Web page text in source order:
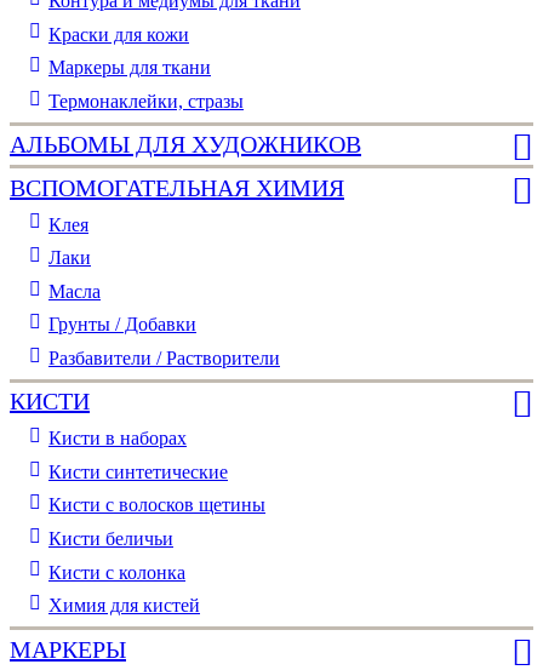
Краски для кожи
Маркеры для ткани
Термонаклейки, стразы
АЛЬБОМЫ ДЛЯ ХУДОЖНИКОВ
ВСПОМОГАТЕЛЬНАЯ ХИМИЯ
Клея
Лаки
Масла
Грунты / Добавки
Разбавители / Растворители
КИСТИ
Кисти в наборах
Кисти синтетические
Кисти с волосков щетины
Кисти беличьи
Кисти с колонка
Химия для кистей
МАРКЕРЫ